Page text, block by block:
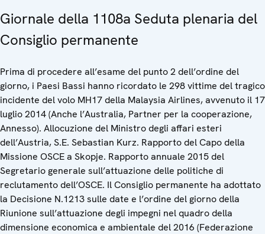
Giornale della 1108a Seduta plenaria del
Consiglio permanente
Prima di procedere all’esame del punto 2 dell’ordine del
giorno, i Paesi Bassi hanno ricordato le 298 vittime del tragico
incidente del volo MH17 della Malaysia Airlines, avvenuto il 17
luglio 2014 (Anche l’Australia, Partner per la cooperazione,
Annesso). Allocuzione del Ministro degli affari esteri
dell’Austria, S.E. Sebastian Kurz. Rapporto del Capo della
Missione OSCE a Skopje. Rapporto annuale 2015 del
Segretario generale sull’attuazione delle politiche di
reclutamento dell’OSCE. Il Consiglio permanente ha adottato
la Decisione N.1213 sulle date e l’ordine del giorno della
Riunione sull’attuazione degli impegni nel quadro della
dimensione economica e ambientale del 2016 (Federazione